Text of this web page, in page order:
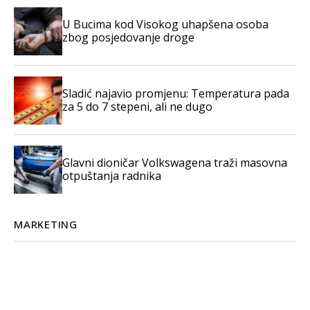
U Bucima kod Visokog uhapšena osoba
zbog posjedovanje droge
Sladić najavio promjenu: Temperatura pada
za 5 do 7 stepeni, ali ne dugo
Glavni dioničar Volkswagena traži masovna
otpuštanja radnika
MARKETING